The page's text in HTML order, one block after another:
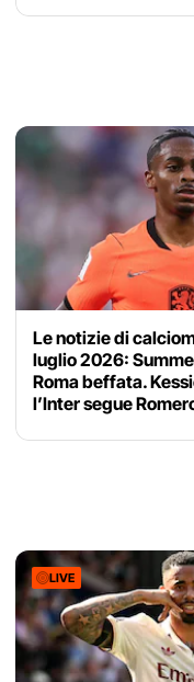
Le notizie di
luglio 2026:
Roma beffata.
l’Inter segue
LIVE